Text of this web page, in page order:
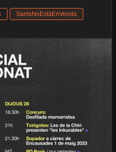
SantsNoEstàEnVenda